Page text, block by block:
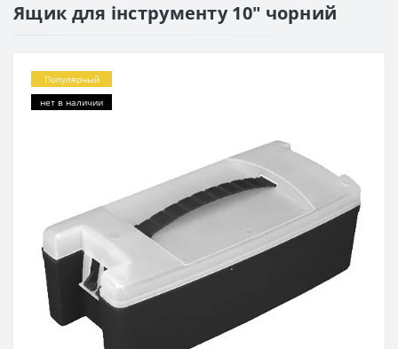
Ящик для інструменту 10" чорний
Популярный
нет в наличии